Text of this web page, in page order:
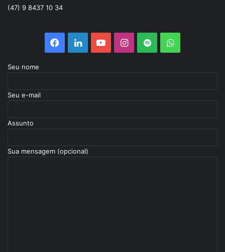
(47) 9 8437 10 34
Facebook
LinkedinYouTubeInstagram
SpotifyWhatsApp
Seu nome
Seu e-mail
Assunto
Sua mensagem (opcional)